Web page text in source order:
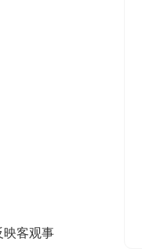
映客观事